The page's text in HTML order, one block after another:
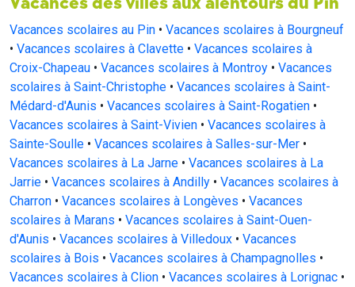
Vacances scolaires au Pin • Vacances scolaires à Bourgneuf
• Vacances scolaires à Clavette • Vacances scolaires à
Croix-Chapeau • Vacances scolaires à Montroy • Vacances
scolaires à Saint-Christophe • Vacances scolaires à Saint-
Médard-d'Aunis • Vacances scolaires à Saint-Rogatien •
Vacances scolaires à Saint-Vivien • Vacances scolaires à
Sainte-Soulle • Vacances scolaires à Salles-sur-Mer •
Vacances scolaires à La Jarne • Vacances scolaires à La
Jarrie • Vacances scolaires à Andilly • Vacances scolaires à
Charron • Vacances scolaires à Longèves • Vacances
scolaires à Marans • Vacances scolaires à Saint-Ouen-
d'Aunis • Vacances scolaires à Villedoux • Vacances
scolaires à Bois • Vacances scolaires à Champagnolles •
Vacances scolaires à Clion • Vacances scolaires à Lorignac •